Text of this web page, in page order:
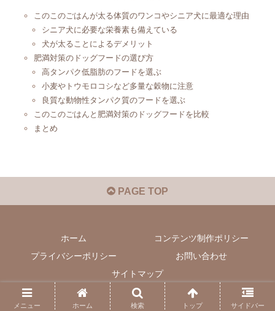
このこのごはんが太る体質のワンコやシニア犬に最適な理由
シニア犬に必要な栄養素も備えている
犬が太ることによるデメリット
肥満対策のドッグフードの選び方
高タンパク低脂肪のフードを選ぶ
小麦やトウモロコシなど多量な穀物に注意
良質な動物性タンパク質のフードを選ぶ
このこのごはんと肥満対策のドッグフードを比較
まとめ
PAGE TOP
ホーム
コンテンツ制作ポリシー
プライバシーポリシー
お問い合わせ
サイトマップ
© 2020-2026 ワンラヴライフ.
メニュー ホーム 検索 トップ サイドバー